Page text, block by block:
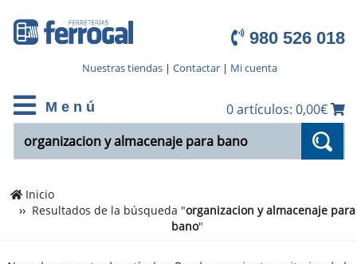
980 526 018
Nuestras tiendas| Contactar| Mi cuenta
M e n ú 0 artículos: 0,00€
Inicio
Resultados de la búsqueda "organizacion y almacenaje para
bano"